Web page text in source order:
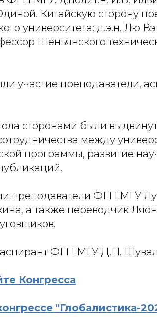
Китайскую сторону
университета: д.э.н. Лю
Шеньянского
участие преподаватели,
сторонами были
между
программы, развитие
преподаватели ФГП МГУ
а также переводчик
аспирант ФГП МГУ Д.П.
Конгресса
"Глобалистика-